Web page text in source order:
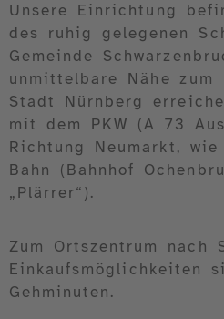
Unsere Einrichtung
des ruhig gelegenen
Gemeinde
unmittelbare Nähe zum
Stadt Nürnberg
mit dem PKW (A 73
Richtung Neumarkt,
Bahn (Bahnhof
„Plärrer“).
Zum Ortszentrum nach
Einkaufsmöglichkeiten
Gehminuten.